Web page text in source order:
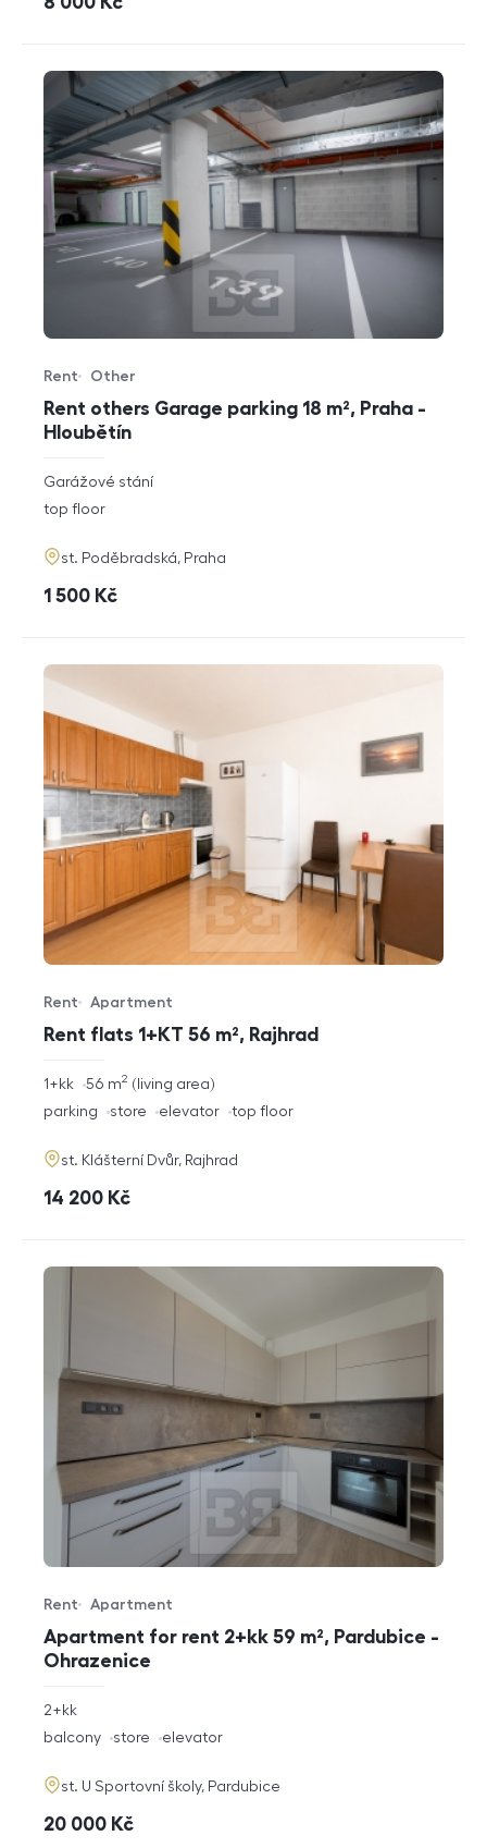
Rent others Garage parking 18 m², Praha -
Hloubětín
Offer type
Rent
Property type
Other
rozměry
disposition
Garážové stání
funkce
top floor
adresa
st. Poděbradská, Praha
cena
1 500 Kč
Rent flats 1+KT 56 m², Rajhrad
Offer type
Rent
Property type
Apartment
rozměry
disposition
1+kk living area
56 m2
funkce
parking store elevator top floor
adresa
st. Klášterní Dvůr, Rajhrad
cena
14 200 Kč
Apartment for rent 2+kk 59 m², Pardubice -
Ohrazenice
Offer type
Rent
Property type
Apartment
rozměry
disposition
2+kk
funkce
balcony store elevator
adresa
st. U Sportovní školy, Pardubice
cena
20 000 Kč